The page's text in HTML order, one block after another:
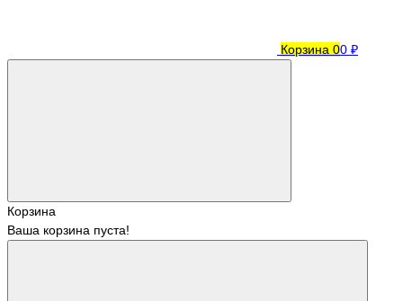
Корзина 00 ₽
Корзина
Ваша корзина пуста!